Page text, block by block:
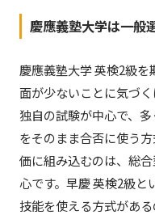
慶應義塾大学は一般
慶應義塾大学 英検2級
面が少ないことに気づ
独自の試験が中心で、
をそのまま合否に使う
価に組み込むのは、総
心です。早慶 英検2級と
技能を使える方式があ